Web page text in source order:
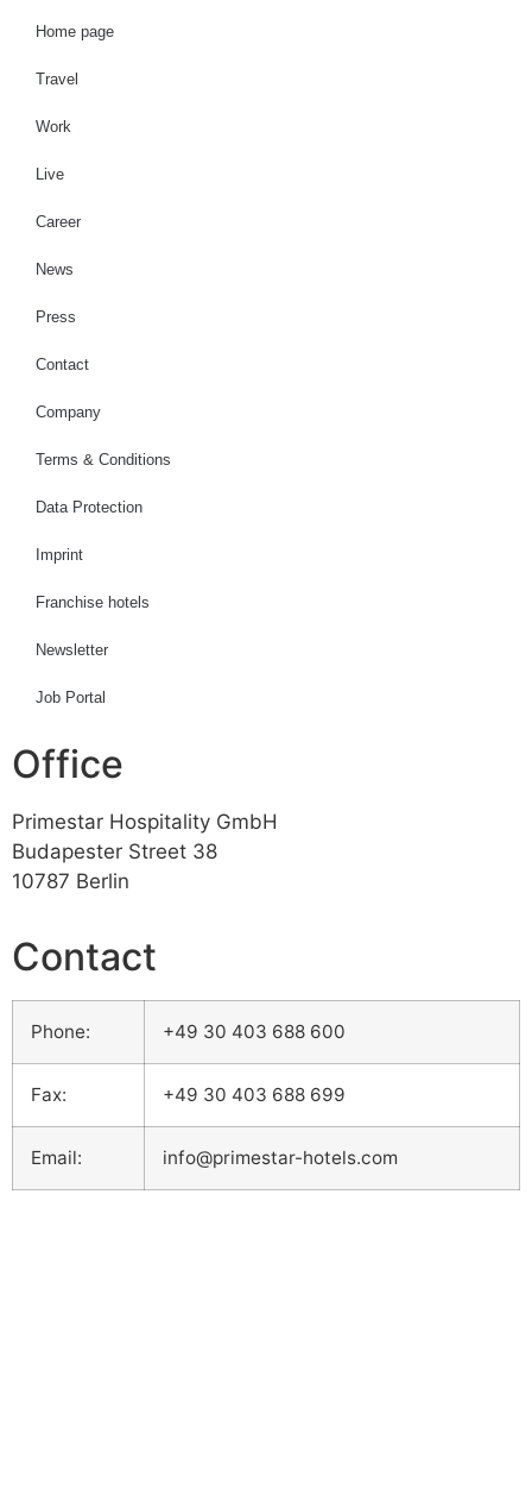
Home page
Travel
Work
Live
Career
News
Press
Contact
Company
Terms & Conditions
Data Protection
Imprint
Franchise hotels
Newsletter
Job Portal
Office
Primestar Hospitality GmbH
Budapester Street 38
10787 Berlin
Contact
Phone: +49 30 403 688 600
Fax: +49 30 403 688 699
Email: info@primestar-hotels.com